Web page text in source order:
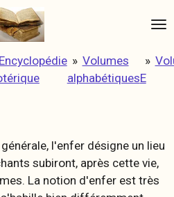
Encyclopédie » Volumes
alphabétiques
»
E
l'enfer désigne un lieu
subiront, après cette vie,
La notion d'enfer est très